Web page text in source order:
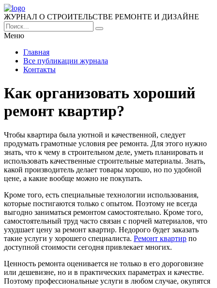
ЖУРНАЛ О СТРОИТЕЛЬСТВЕ РЕМОНТЕ И ДИЗАЙНЕ
Меню
Главная
Все публикации журнала
Контакты
Как организовать хороший
ремонт квартир?
Чтобы квартира была уютной и качественной, следует
продумать грамотные условия рее ремонта. Для этого нужно
знать, что к чему в строительном деле, уметь планировать и
использовать качественные строительные материалы. Знать,
какой производитель делает товары хорошо, но по удобной
цене, а какие вообще можно не покупать.
Кроме того, есть специальные технологии использования,
которые постигаются только с опытом. Поэтому не всегда
выгодно заниматься ремонтом самостоятельно. Кроме того,
самостоятельный труд часто связан с порчей материалов, что
ухудшает цену за ремонт квартир. Недорого будет заказать
такие услуги у хорошего специалиста. Ремонт квартир по
доступной стоимости сегодня привлекает многих.
Ценность ремонта оценивается не только в его дороговизне
или дешевизне, но и в практических параметрах и качестве.
Поэтому профессиональные услуги в любом случае, окупятся